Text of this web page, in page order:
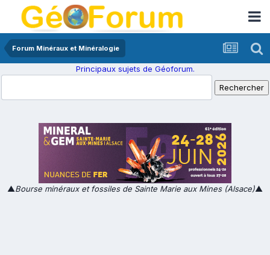
Forum Minéraux et Minéralogie
Principaux sujets de Géoforum.
▲Bourse minéraux et fossiles de Sainte Marie aux Mines (Alsace)▲